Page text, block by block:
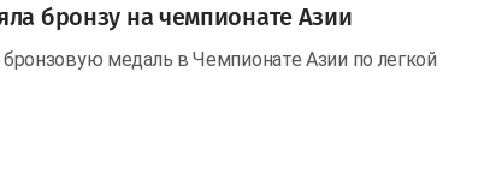
бронзу на чемпионате Азии
медаль в Чемпионате Азии по легкой